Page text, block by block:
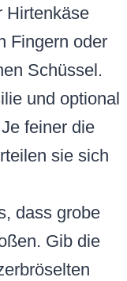
Hirtenkäse
Fingern oder
Schüssel.
und optional
feiner die
sie sich
dass grobe
Gib die